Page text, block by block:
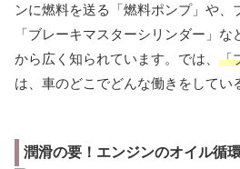
ンに燃料を送る「燃料ポンプ」や、
「ブレーキマスターシリンダー」
から広く知られています。では、 「
は、車のどこでどんな働きをしてい
潤滑の要！エンジンのオイル循